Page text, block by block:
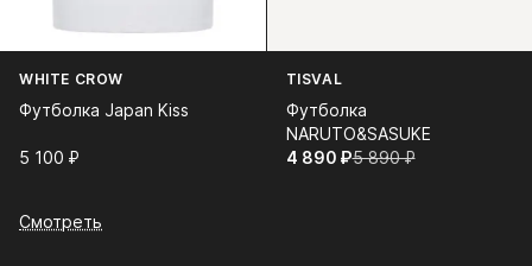
WHITE CROW
Футболка Japan Kiss
5 100⁠ ⁠₽
TISVAL
Футболка
NARUTO&SASUKE
4 890⁠ ⁠₽5 890⁠ ⁠₽
Смотреть